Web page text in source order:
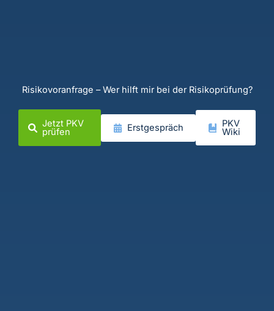
Risikovoranfrage – Wer hilft mir bei der Risikoprüfung?
Jetzt PKV
prüfen Erstgespräch PKV
Wiki